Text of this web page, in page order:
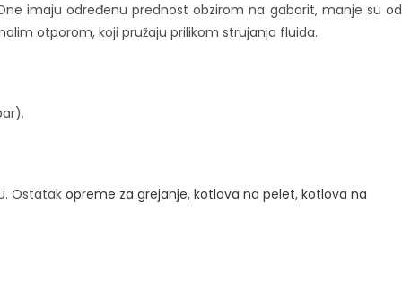
imaju određenu prednost obzirom na gabarit, manje su od
otporom, koji pružaju prilikom strujanja fluida.
Ostatakopreme za grejanje, kotlova na pelet, kotlova na